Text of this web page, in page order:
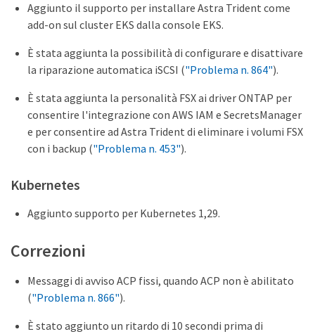
Aggiunto il supporto per installare Astra Trident come
add-on sul cluster EKS dalla console EKS.
È stata aggiunta la possibilità di configurare e disattivare
la riparazione automatica iSCSI ("Problema n. 864").
È stata aggiunta la personalità FSX ai driver ONTAP per
consentire l'integrazione con AWS IAM e SecretsManager
e per consentire ad Astra Trident di eliminare i volumi FSX
con i backup ("Problema n. 453").
Kubernetes
Aggiunto supporto per Kubernetes 1,29.
Correzioni
Messaggi di avviso ACP fissi, quando ACP non è abilitato
("Problema n. 866").
È stato aggiunto un ritardo di 10 secondi prima di